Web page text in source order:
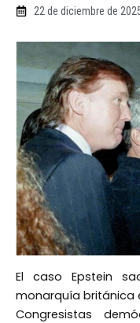
22 de diciembre de
El caso Epstein
monarquía británica
Congresistas